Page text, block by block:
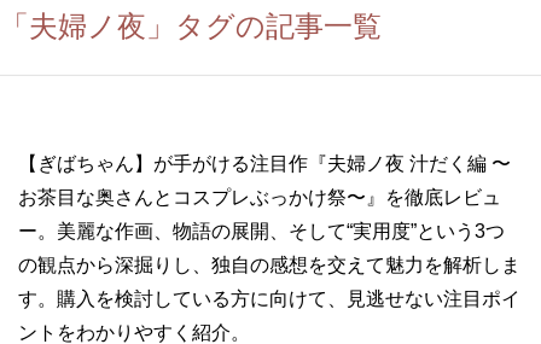
「夫婦ノ夜」タグの記事一覧
【ぎばちゃん】が手がける注目作『夫婦ノ夜 汁だく編 〜
お茶目な奥さんとコスプレぶっかけ祭〜』を徹底レビュ
ー。美麗な作画、物語の展開、そして“実用度”という3つ
の観点から深掘りし、独自の感想を交えて魅力を解析しま
す。購入を検討している方に向けて、見逃せない注目ポイ
ントをわかりやすく紹介。